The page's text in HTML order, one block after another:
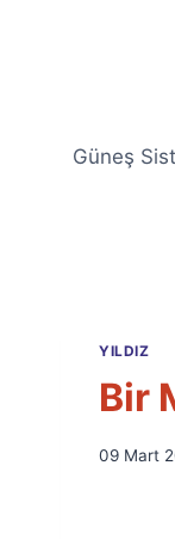
Güneş
YILDIZ
Bir
By
09 Mart